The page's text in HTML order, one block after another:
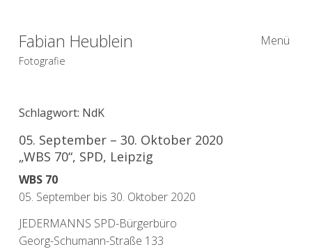
Fabian Heublein
Fotografie
Menü
Schlagwort: NdK
05. September – 30. Oktober 2020
„WBS 70“, SPD, Leipzig
WBS 70
05. September bis 30. Oktober 2020
JEDERMANNS SPD-Bürgerbüro
Georg-Schumann-Straße 133